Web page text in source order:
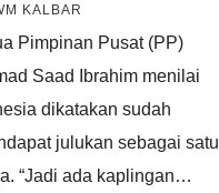
KALBAR
Pimpinan Pusat (PP)
Saad Ibrahim menilai
dikatakan sudah
julukan sebagai satu
“Jadi ada kaplingan…